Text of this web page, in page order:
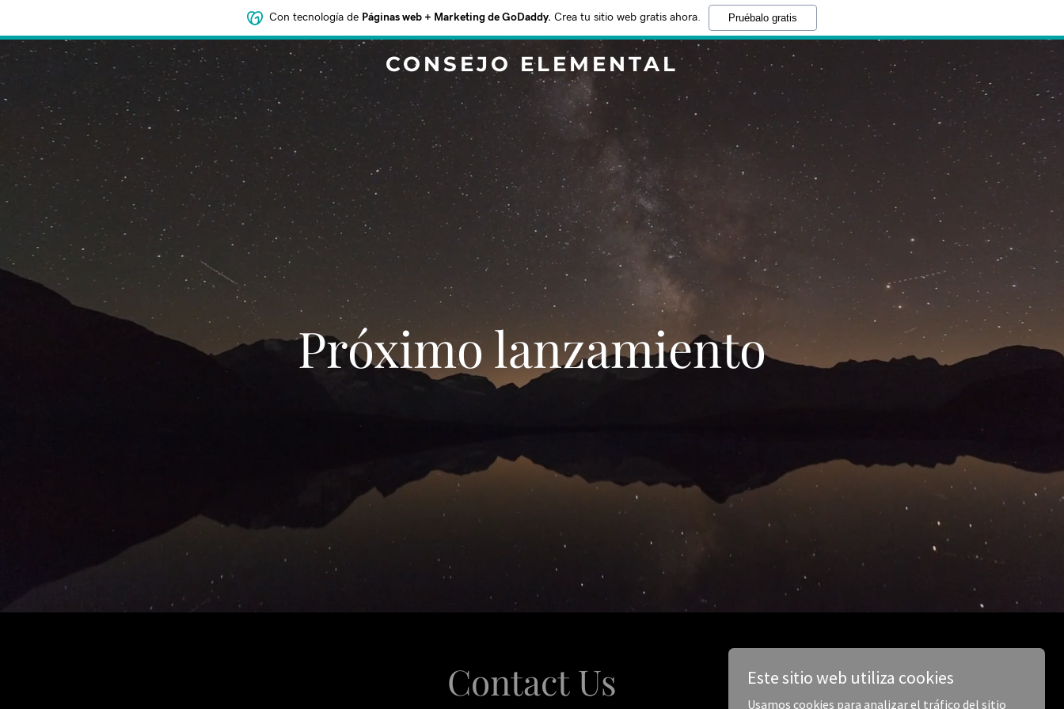
Con tecnología de Páginas web + Marketing de GoDaddy. Crea tu sitio web gratis ahora. Pruébalo gratis
CONSEJO ELEMENTAL
‌‌Próximo lanzamiento
Contact Us Este sitio web utiliza cookies
Usamos cookies para analizar el tráfico del sitio